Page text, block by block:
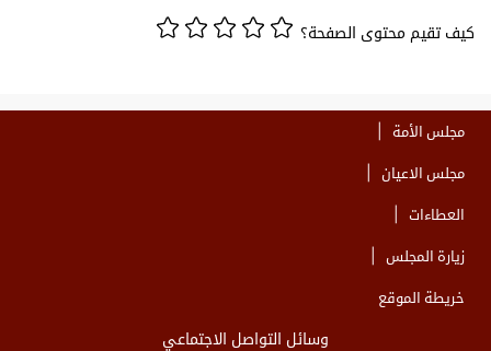
كيف تقيم محتوى الصفحة؟
مجلس الأمة
مجلس الاعيان
العطاءات
زيارة المجلس
خريطة الموقع
وسائل التواصل الاجتماعي